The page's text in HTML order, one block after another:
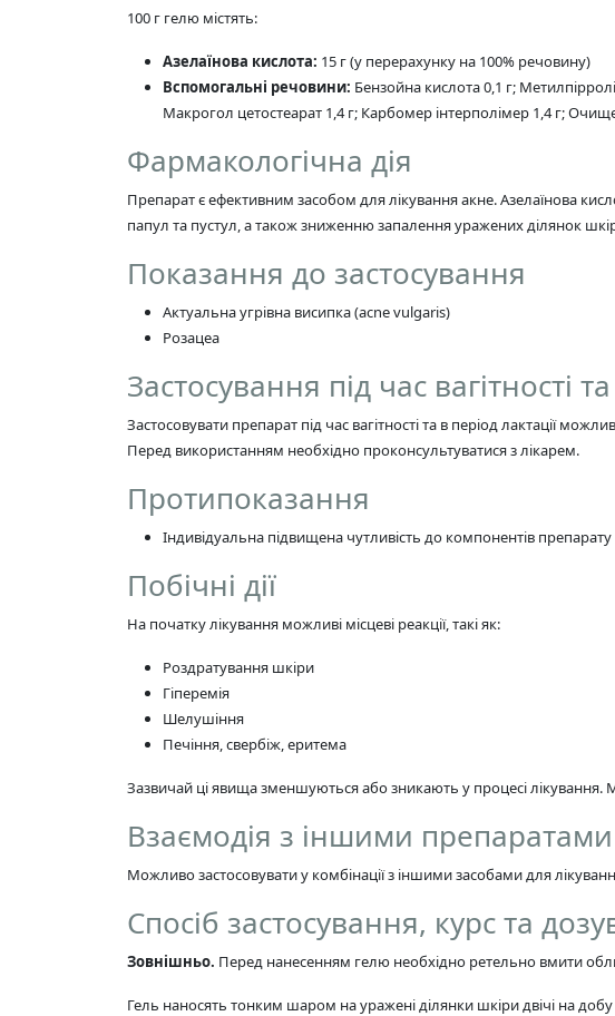
100 г гелю містять:
Азелаїнова кислота: 15 г (у перерахунку на 100% речовину)
Вспомогальні речовини: Бензойна кислота 0,1 г;
Макрогол цетостеарат 1,4 г; Карбомер інтерполімер 1,4 г;
Фармакологічна дія
Препарат є ефективним засобом для лікування акне. Азелаїнова
папул та пустул, а також зниженню запалення уражених ділянок
Показання до застосування
Актуальна угрівна висипка (acne vulgaris)
Розацеа
Застосування під час вагітності
Застосовувати препарат під час вагітності та в період лактації
Перед використанням необхідно проконсультуватися з лікарем.
Протипоказання
Індивідуальна підвищена чутливість до компонентів препарату
Побічні дії
На початку лікування можливі місцеві реакції, такі як:
Роздратування шкіри
Гіперемія
Шелушіння
Печіння, свербіж, еритема
Зазвичай ці явища зменшуються або зникають у процесі лікування.
Взаємодія з іншими препаратами
Можливо застосовувати у комбінації з іншими засобами для
Спосіб застосування, курс та
Зовнішньо. Перед нанесенням гелю необхідно ретельно вмити
Гель наносять тонким шаром на уражені ділянки шкіри двічі на